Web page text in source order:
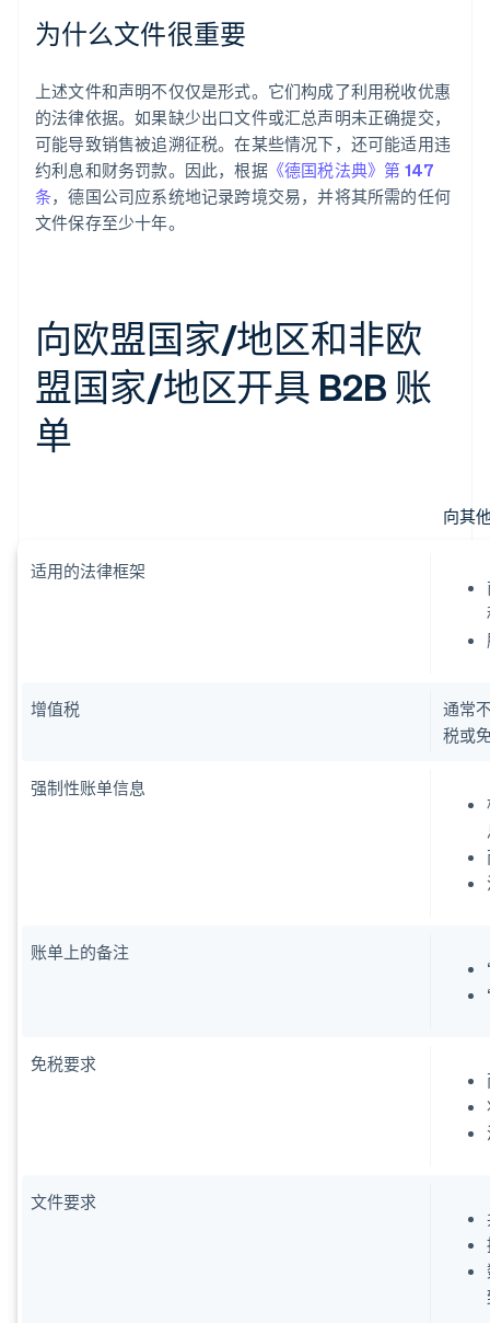
为什么文件很重要
上述文件和声明不仅仅是形式。它们构成了利用税收优惠
的法律依据。如果缺少出口文件或汇总声明未正确提交，
可能导致销售被追溯征税。在某些情况下，还可能适用违
约利息和财务罚款。因此，根据《德国税法典》第 147
条，德国公司应系统地记录跨境交易，并将其所需的任何
文件保存至少十年。
向欧盟国家/地区和非欧
盟国家/地区开具 B2B 账
单
向其
适用的法律框架
增值税
通常
税或
强制性账单信息
账单上的备注
免税要求
文件要求
阿联酋
奥地利
Deutsch